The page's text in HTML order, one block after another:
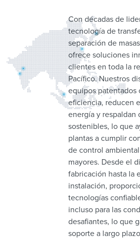
Con décadas de
tecnología de
separación de
ofrece soluciones
clientes en toda la
Pacífico. Nuestros
equipos patentados
eficiencia, reducen
energía y respaldan
sostenibles, lo que
plantas a cumplir
de control
mayores. Desde el
fabricación hasta la
instalación,
tecnologías
incluso para las
desafiantes, lo que
soporte a largo